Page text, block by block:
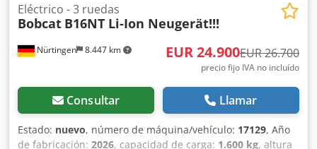
Nürtingen 8.447 km
Eléctrico - 3 ruedas
Bobcat B16NT Li-Ion Neugerät!!!
EUR 24.900EUR 26.700
precio fijo IVA no incluído
Consultar Llamar
Estado: nuevo, número de máquina/vehículo: 17129, Año
de fabricación: 2026, capacidad de carga: 1.600 kg, altura